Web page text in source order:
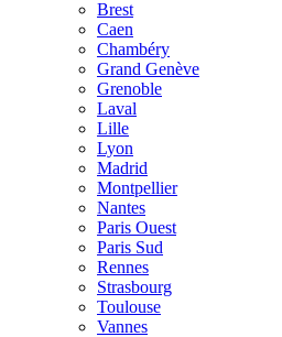
Brest
Caen
Chambéry
Grand Genève
Grenoble
Laval
Lille
Lyon
Madrid
Montpellier
Nantes
Paris Ouest
Paris Sud
Rennes
Strasbourg
Toulouse
Vannes